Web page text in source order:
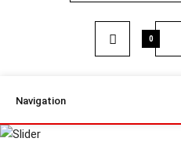
0
Navigation